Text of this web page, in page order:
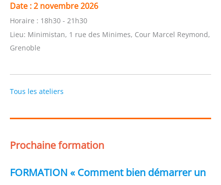
Date :2 novembre 2026
Horaire : 18h30 - 21h30
Lieu: Minimistan, 1 rue des Minimes, Cour Marcel Reymond,
Grenoble
Tous les ateliers
Prochaine formation
FORMATION « Comment bien démarrer un